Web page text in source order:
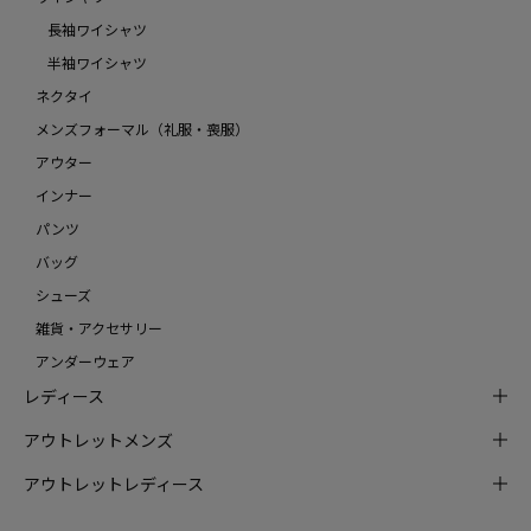
長袖ワイシャツ
半袖ワイシャツ
ネクタイ
メンズフォーマル（礼服・喪服）
アウター
インナー
パンツ
バッグ
シューズ
雑貨・アクセサリー
アンダーウェア
レディース
アウトレットメンズ
アウトレットレディース